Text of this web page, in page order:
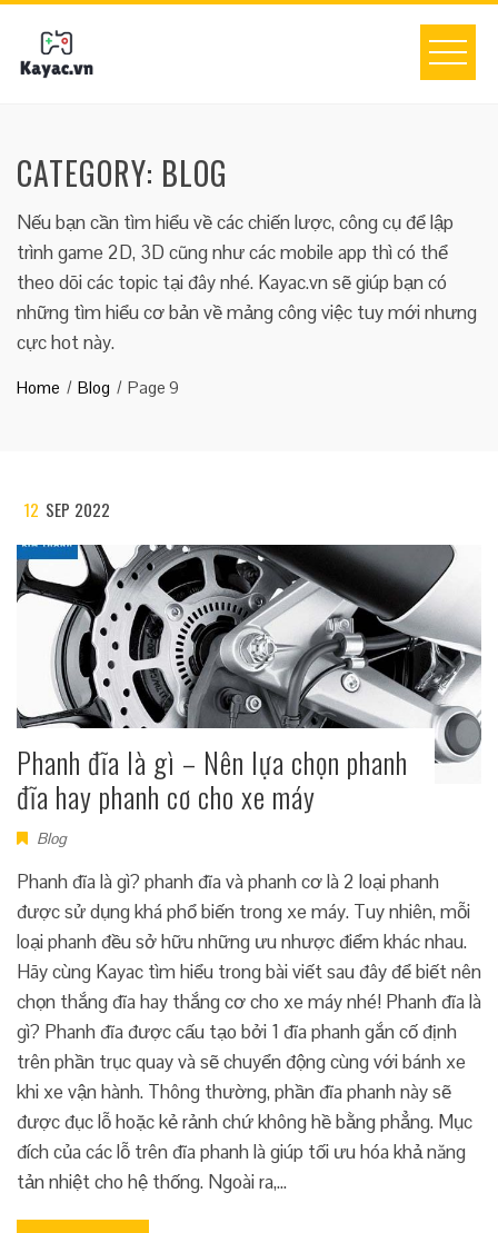
content
CATEGORY: BLOG
Nếu bạn cần tìm hiểu về các chiến lược, công cụ để lập
trình game 2D, 3D cũng như các mobile app thì có thể
theo dõi các topic tại đây nhé. Kayac.vn sẽ giúp bạn có
những tìm hiểu cơ bản về mảng công việc tuy mới nhưng
cực hot này.
Home Blog Page 9
12 SEP 2022
Phanh đĩa là gì – Nên lựa chọn phanh
đĩa hay phanh cơ cho xe máy
Blog
Phanh đĩa là gì? phanh đĩa và phanh cơ là 2 loại phanh
được sử dụng khá phổ biến trong xe máy. Tuy nhiên, mỗi
loại phanh đều sở hữu những ưu nhược điểm khác nhau.
Hãy cùng Kayac tìm hiểu trong bài viết sau đây để biết nên
chọn thắng đĩa hay thắng cơ cho xe máy nhé! Phanh đĩa là
gì? Phanh đĩa được cấu tạo bởi 1 đĩa phanh gắn cố định
trên phần trục quay và sẽ chuyển động cùng với bánh xe
khi xe vận hành. Thông thường, phần đĩa phanh này sẽ
được đục lỗ hoặc kẻ rảnh chứ không hề bằng phẳng. Mục
đích của các lỗ trên đĩa phanh là giúp tối ưu hóa khả năng
tản nhiệt cho hệ thống. Ngoài ra,…